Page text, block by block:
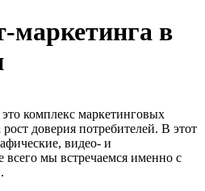
маркетинга в
комплекс маркетинговых
доверия потребителей. В этот
видео- и
всего мы встречаемся именно с